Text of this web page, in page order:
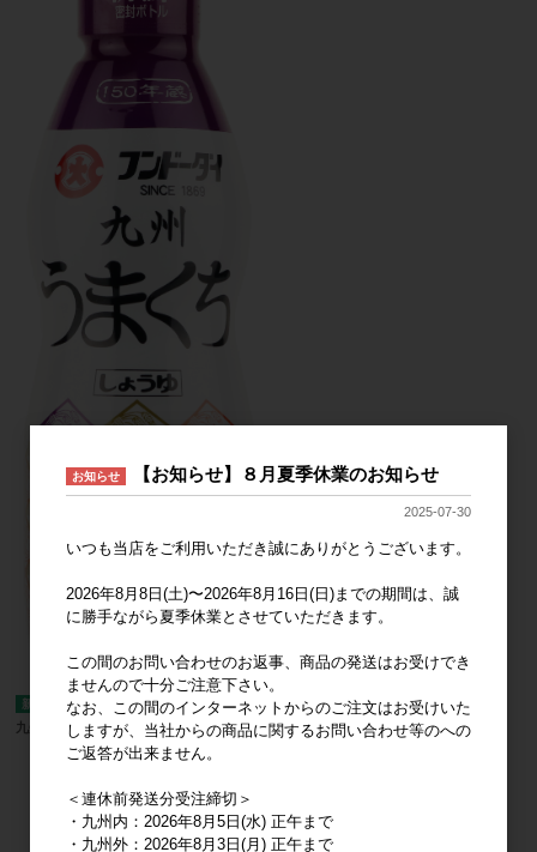
九州うまくちしょうゆ 450ml密封ボトル
127件中 121〜127件目
1 2 3 4
お知らせ 【お知らせ】８月夏季休業のお知らせ
2025-07-30
いつも当店をご利用いただき誠にありがとうございます。
2026年8月8日(土)〜2026年8月16日(日)までの期間は、誠
に勝手ながら夏季休業とさせていただきます。
この間のお問い合わせのお返事、商品の発送はお受けでき
ませんので十分ご注意下さい。
なお、この間のインターネットからのご注文はお受けいた
しますが、当社からの商品に関するお問い合わせ等のへの
ご返答が出来ません。
＜連休前発送分受注締切＞
・九州内：2026年8月5日(水) 正午まで
・九州外：2026年8月3日(月) 正午まで